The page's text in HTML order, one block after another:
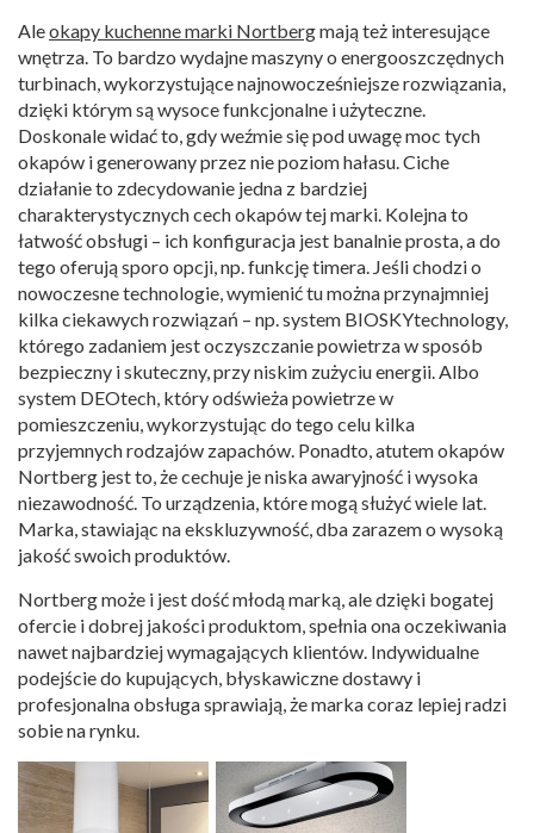
Aleokapy kuchenne marki Nortbergmają też interesujące
wnętrza. To bardzo wydajne maszyny o energooszczędnych
turbinach, wykorzystujące najnowocześniejsze rozwiązania,
dzięki którym są wysoce funkcjonalne i użyteczne.
Doskonale widać to, gdy weźmie się pod uwagę moc tych
okapów i generowany przez nie poziom hałasu. Ciche
działanie to zdecydowanie jedna z bardziej
charakterystycznych cech okapów tej marki. Kolejna to
łatwość obsługi – ich konfiguracja jest banalnie prosta, a do
tego oferują sporo opcji, np. funkcję timera. Jeśli chodzi o
nowoczesne technologie, wymienić tu można przynajmniej
kilka ciekawych rozwiązań – np. system BIOSKYtechnology,
którego zadaniem jest oczyszczanie powietrza w sposób
bezpieczny i skuteczny, przy niskim zużyciu energii. Albo
system DEOtech, który odświeża powietrze w
pomieszczeniu, wykorzystując do tego celu kilka
przyjemnych rodzajów zapachów. Ponadto, atutem okapów
Nortberg jest to, że cechuje je niska awaryjność i wysoka
niezawodność. To urządzenia, które mogą służyć wiele lat.
Marka, stawiając na ekskluzywność, dba zarazem o wysoką
jakość swoich produktów.
Nortberg może i jest dość młodą marką, ale dzięki bogatej
ofercie i dobrej jakości produktom, spełnia ona oczekiwania
nawet najbardziej wymagających klientów. Indywidualne
podejście do kupujących, błyskawiczne dostawy i
profesjonalna obsługa sprawiają, że marka coraz lepiej radzi
sobie na rynku.